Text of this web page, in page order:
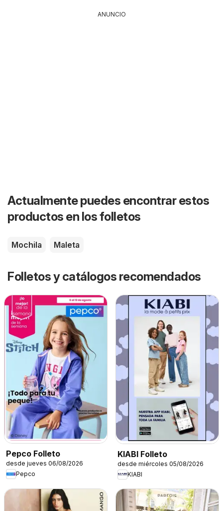
ANUNCIO
Actualmente puedes encontrar estos
productos en los folletos
Mochila Maleta
Folletos y catálogos recomendados
Pepco Folleto
desde jueves 06/08/2026
Pepco
KIABI Folleto
desde miércoles 05/08/2026
KIABI